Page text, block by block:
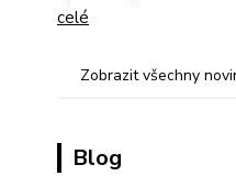
celé
Zobrazit všechny
Blog